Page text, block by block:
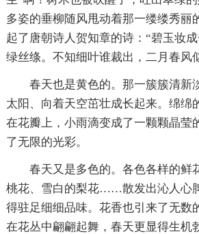
多姿的垂柳随风甩动着那一缕缕秀丽
起了唐朝诗人贺知章的诗：“碧玉妆
绿丝绦。不知细叶谁裁出，二月春风
春天也是黄色的。那一簇簇清新
太阳、向着天空茁壮成长起来。绵绵
在花瓣上，小雨滴变成了一颗颗晶莹
了无限的光彩。
春天又是多色的。各色各样的鲜
桃花、雪白的梨花……散发出沁人心
得驻足细细品味。花香也引来了无数
在花丛中翩翩起舞，春天更显得生机